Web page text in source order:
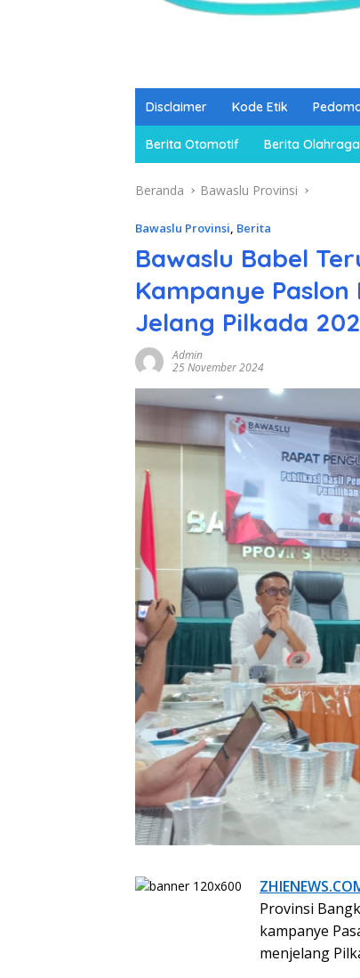
Disclaimer Kode Etik
Berita Otomotif Berita Olahraga
Beranda Bawaslu Provinsi
Bawaslu Provinsi, Berita
Bawaslu Babel
Kampanye
Jelang Pilkada
Admin
25 November 2024
Provinsi
kampanye
menjelang